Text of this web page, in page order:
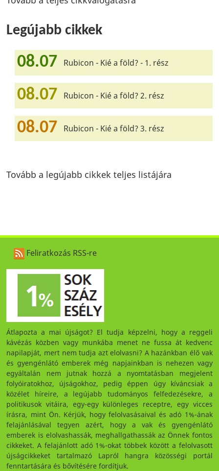
Legújabb cikkek
08.07 Rubicon - Kié a föld? - 1. rész
08.07 Rubicon - Kié a föld? 2. rész
08.07 Rubicon - Kié a föld? 3. rész
Tovább a legújabb cikkek teljes listájára
Feliratkozás RSS-re
Átlapozta a mai újságot? El tudja képzelni, hogy a reggeli
kávézás közben vagy munkába menet ne fussa át kedvenc
napilapját, mert nem tudja azt elolvasni? A hazánkban élő vak
és gyengénlátó emberek még napjainkban is nehezen vagy
egyáltalán nem jutnak hozzá a nyomtatásban megjelent
folyóiratokhoz, újságokhoz, pedig éppen úgy kíváncsiak a
közélet híreire, a legújabb tudományos felfedezésekre, a
politikusok vitáira, egy-egy különleges receptre, egy vicces
írásra, mint Ön. Kérjük, hogy felolvasásaival és adó 1%-ának
felajánlásával tegyen azért, hogy a vak és gyengénlátó
emberek is elolvashassák, meghallgathassák az Önnek fontos
cikkeket. A felajánlott adó 1%-okat többek között a felolvasott
újságcikkeket tartalmazó Lapról hangra közösségi portál
fenntartására és bővítésére fordítjuk.